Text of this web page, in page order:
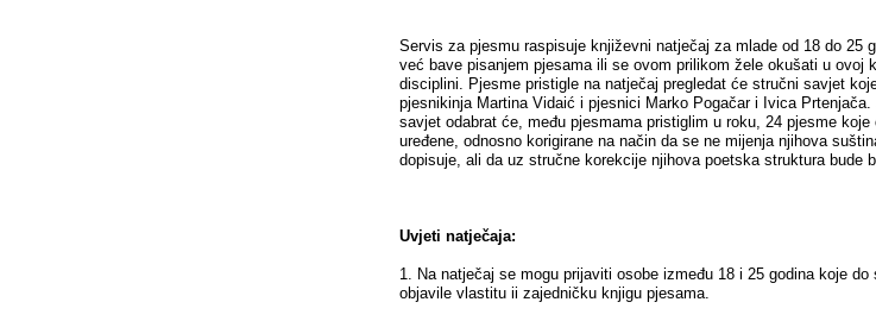
Servis za pjesmu raspisuje književni natječaj za mlade od 18 do 25
već bave pisanjem pjesama ili se ovom prilikom žele okušati u ovoj
disciplini. Pjesme pristigle na natječaj pregledat će stručni savjet
pjesnikinja Martina Vidaić i pjesnici Marko Pogačar i Ivica Prtenjača.
savjet odabrat će, među pjesmama pristiglim u roku, 24 pjesme koje
uređene, odnosno korigirane na način da se ne mijenja njihova
dopisuje, ali da uz stručne korekcije njihova poetska struktura bude
Uvjeti natječaja:
1. Na natječaj se mogu prijaviti osobe između 18 i 25 godina koje do
objavile vlastitu ii zajedničku knjigu pjesama.